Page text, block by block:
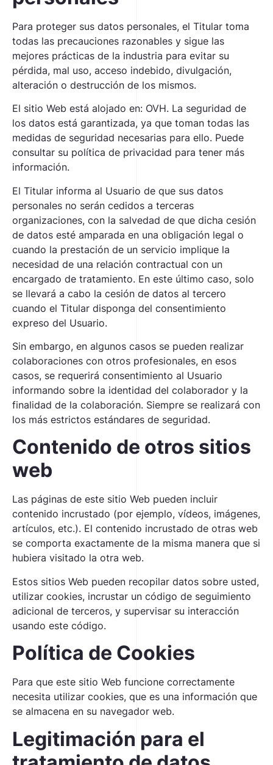
Para proteger sus datos personales, el Titular toma
todas las precauciones razonables y sigue las
mejores prácticas de la industria para evitar su
pérdida, mal uso, acceso indebido, divulgación,
alteración o destrucción de los mismos.
El sitio Web está alojado en: OVH. La seguridad de
los datos está garantizada, ya que toman todas las
medidas de seguridad necesarias para ello. Puede
consultar su política de privacidad para tener más
información.
El Titular informa al Usuario de que sus datos
personales no serán cedidos a terceras
organizaciones, con la salvedad de que dicha cesión
de datos esté amparada en una obligación legal o
cuando la prestación de un servicio implique la
necesidad de una relación contractual con un
encargado de tratamiento. En este último caso, solo
se llevará a cabo la cesión de datos al tercero
cuando el Titular disponga del consentimiento
expreso del Usuario.
Sin embargo, en algunos casos se pueden realizar
colaboraciones con otros profesionales, en esos
casos, se requerirá consentimiento al Usuario
informando sobre la identidad del colaborador y la
finalidad de la colaboración. Siempre se realizará con
los más estrictos estándares de seguridad.
Contenido de otros sitios
web
Las páginas de este sitio Web pueden incluir
contenido incrustado (por ejemplo, vídeos, imágenes,
artículos, etc.). El contenido incrustado de otras web
se comporta exactamente de la misma manera que si
hubiera visitado la otra web.
Estos sitios Web pueden recopilar datos sobre usted,
utilizar cookies, incrustar un código de seguimiento
adicional de terceros, y supervisar su interacción
usando este código.
Política de Cookies
Para que este sitio Web funcione correctamente
necesita utilizar cookies, que es una información que
se almacena en su navegador web.
Legitimación para el